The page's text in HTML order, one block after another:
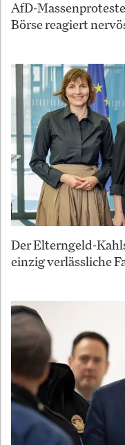
AfD-
Börse reagiert
Der Elterngeld-
einzig verlässliche